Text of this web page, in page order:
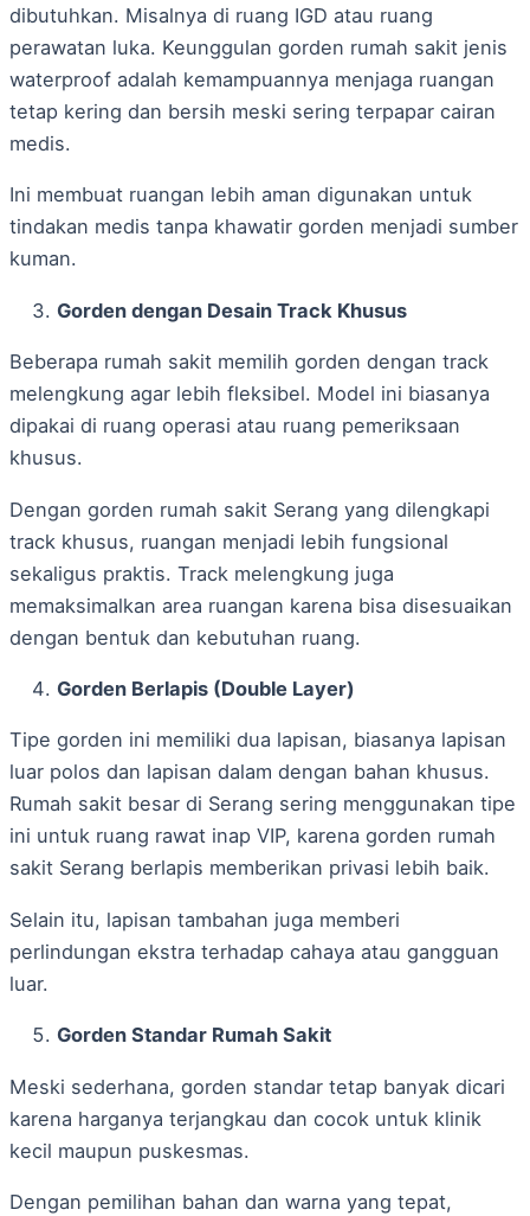
dibutuhkan. Misalnya di ruang IGD atau ruang
perawatan luka. Keunggulan gorden rumah sakit jenis
waterproof adalah kemampuannya menjaga ruangan
tetap kering dan bersih meski sering terpapar cairan
medis.
Ini membuat ruangan lebih aman digunakan untuk
tindakan medis tanpa khawatir gorden menjadi sumber
kuman.
Gorden dengan Desain Track Khusus
Beberapa rumah sakit memilih gorden dengan track
melengkung agar lebih fleksibel. Model ini biasanya
dipakai di ruang operasi atau ruang pemeriksaan
khusus.
Dengan gorden rumah sakit Serang yang dilengkapi
track khusus, ruangan menjadi lebih fungsional
sekaligus praktis. Track melengkung juga
memaksimalkan area ruangan karena bisa disesuaikan
dengan bentuk dan kebutuhan ruang.
Gorden Berlapis (Double Layer)
Tipe gorden ini memiliki dua lapisan, biasanya lapisan
luar polos dan lapisan dalam dengan bahan khusus.
Rumah sakit besar di Serang sering menggunakan tipe
ini untuk ruang rawat inap VIP, karena gorden rumah
sakit Serang berlapis memberikan privasi lebih baik.
Selain itu, lapisan tambahan juga memberi
perlindungan ekstra terhadap cahaya atau gangguan
luar.
Gorden Standar Rumah Sakit
Meski sederhana, gorden standar tetap banyak dicari
karena harganya terjangkau dan cocok untuk klinik
kecil maupun puskesmas.
Dengan pemilihan bahan dan warna yang tepat,